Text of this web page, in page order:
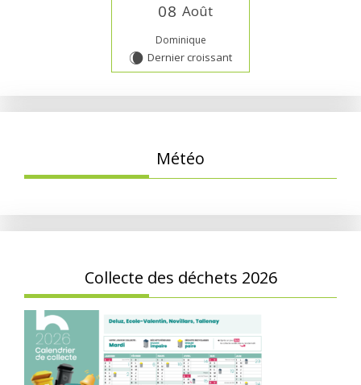
08 Août
Dominique
W Dernier croissant
Météo
Collecte des déchets 2026